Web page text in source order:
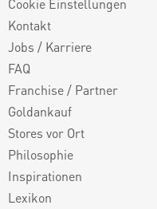
Cookie Einstellungen
Kontakt
Jobs / Karriere
FAQ
Franchise / Partner
Goldankauf
Stores vor Ort
Philosophie
Inspirationen
Lexikon